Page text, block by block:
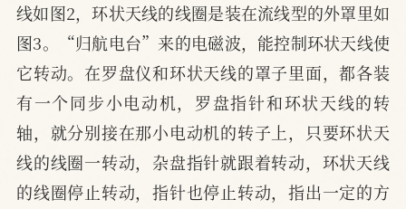
线如图2，环状天线的线圈是装在流线型的外罩里如
图3。“归航电台”来的电磁波，能控制环状天线使
它转动。在罗盘仪和环状天线的罩子里面，都各装
有一个同步小电动机，罗盘指针和环状天线的转
轴，就分别接在那小电动机的转子上，只要环状天
线的线圈一转动，杂盘指针就跟着转动，环状天线
的线圈停止转动，指针也停止转动，指出一定的方